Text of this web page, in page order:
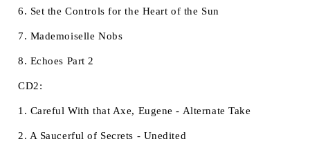
6. Set the Controls for the Heart of the Sun
7. Mademoiselle Nobs
8. Echoes Part 2
CD2:
1. Careful With that Axe, Eugene - Alternate Take
2. A Saucerful of Secrets - Unedited